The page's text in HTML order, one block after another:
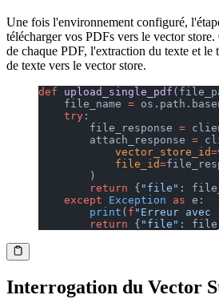
Une fois l'environnement configuré,
télécharger vos PDFs vers le vector
de chaque PDF, l'extraction du texte et le
de texte vers le vector store.
def upload_single_pdf
    file_name
=
    try
:
        file_response
=
        attach_response
=
            vector_store_id
=
            file_id
=
        )
        return
{ "file" :
    except
Exception as e:
        print
( f "Erreur avec
        return
{ "file" :
Interrogation du Vector